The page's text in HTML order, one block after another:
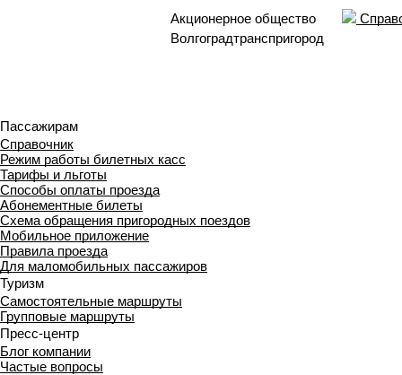
Акционерное общество
Волгоградтранспригород
Пассажирам
Справочник
Режим работы билетных касс
Тарифы и льготы
Способы оплаты проезда
Абонементные билеты
Схема обращения пригородных поездов
Мобильное приложение
Правила проезда
Для маломобильных пассажиров
Туризм
Самостоятельные маршруты
Групповые маршруты
Пресс-центр
Блог компании
Частые вопросы